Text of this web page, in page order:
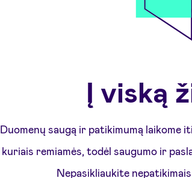
Į viską
Duomenų saugą ir patikimumą laikome
kuriais remiamės, todėl saugumo ir
Nepasikliaukite